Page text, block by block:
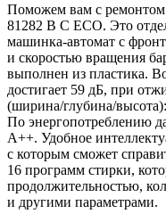
Поможем вам с
81282 B C ECO. Это
машинка-автомат с
и скоростью вращения
выполнен из пластика.
достигает 59 дБ, при
(ширина/глубина/
По энергопотреблению
A++. Удобное
с которым сможет
16 программ стирки,
продолжительностью,
и другими параметрами.